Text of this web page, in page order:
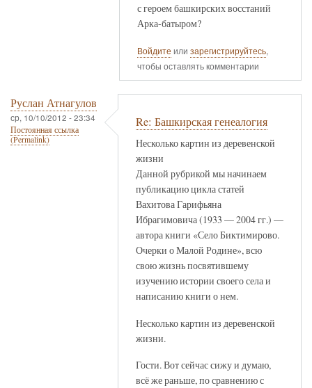
с героем башкирских восстаний
Арка-батыром?
Войдите или зарегистрируйтесь,
чтобы оставлять комментарии
Руслан Атнагулов
ср, 10/10/2012 - 23:34
Постоянная ссылка
(Permalink)
Re: Башкирская генеалогия
Несколько картин из деревенской
жизни
Данной рубрикой мы начинаем
публикацию цикла статей
Вахитова Гарифьяна
Ибрагимовича (1933 — 2004 гг.) —
автора книги «Село Биктимирово.
Очерки о Малой Родине», всю
свою жизнь посвятившему
изучению истории своего села и
написанию книги о нем.
Несколько картин из деревенской
жизни.
Гости. Вот сейчас сижу и думаю,
всё же раньше, по сравнению с